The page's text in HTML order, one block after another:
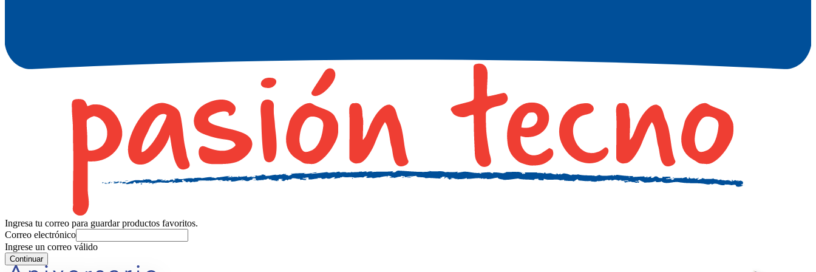
Ingresa tu correo para guardar productos favoritos.
Correo electrónico
Ingrese un correo válido
Continuar